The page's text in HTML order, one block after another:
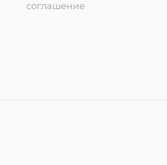
соглашение